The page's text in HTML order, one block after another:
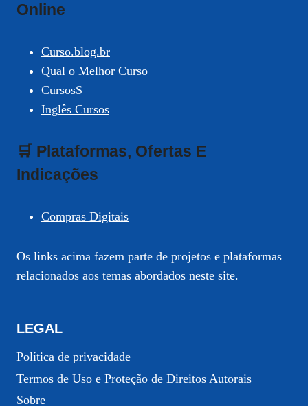
Online
Curso.blog.br
Qual o Melhor Curso
CursosS
Inglês Cursos
🛒 Plataformas, Ofertas E
Indicações
Compras Digitais
Os links acima fazem parte de projetos e plataformas
relacionados aos temas abordados neste site.
LEGAL
Política de privacidade
Termos de Uso e Proteção de Direitos Autorais
Sobre